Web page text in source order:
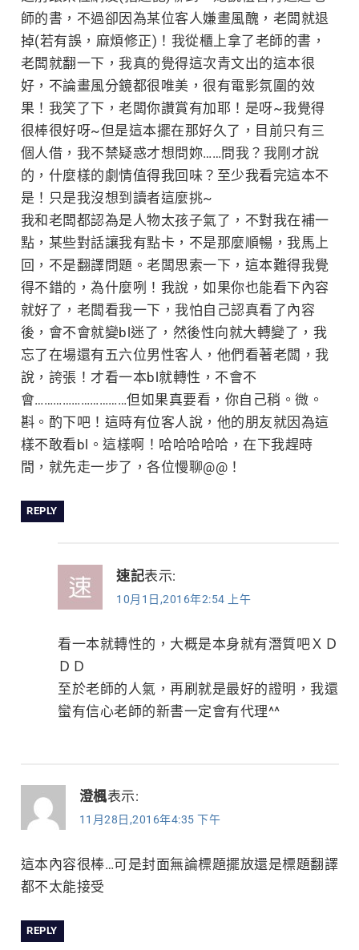
師的書，不過卻因為某位客人嫌畫風醜，老闆就退
掉(若有誤，麻煩修正)！我從櫃上拿了老師的書，
老闆就翻一下，我真的覺得這次青文出的這本很
好，不論畫風分鏡都很唯美，很有電影氛圍的效
果！我笑了下，老闆你讚賞有加耶！是呀~我覺得
很棒很好呀~但是這本擺在那好久了，目前只有三
個人借，我不禁疑惑才想問妳……問我？我剛才說
的，什麼樣的劇情值得我回味？至少我看完這本不
是！只是我沒想到讀者這麼挑~
我和老闆都認為是人物太孩子氣了，不對我在補一
點，某些對話讓我有點卡，不是那麼順暢，我馬上
回，不是翻譯問題。老闆思索一下，這本難得我覺
得不錯的，為什麼咧！我說，如果你也能看下內容
就好了，老闆看我一下，我怕自己認真看了內容
後，會不會就變bl迷了，然後性向就大轉變了，我
忘了在場還有五六位男性客人，他們看著老闆，我
說，誇張！才看一本bl就轉性，不會不
會…………………………但如果真要看，你自己稍。微。
斟。酌下吧！這時有位客人說，他的朋友就因為這
樣不敢看bl。這樣啊！哈哈哈哈哈，在下我趕時
間，就先走一步了，各位慢聊@@！
REPLY
速記表示:
10月1日,2016年2:54 上午
看一本就轉性的，大概是本身就有潛質吧ＸＤ
ＤＤ
至於老師的人氣，再刷就是最好的證明，我還
蠻有信心老師的新書一定會有代理^^
澄楓表示:
11月28日,2016年4:35 下午
這本內容很棒…可是封面無論標題擺放還是標題翻譯
都不太能接受
REPLY